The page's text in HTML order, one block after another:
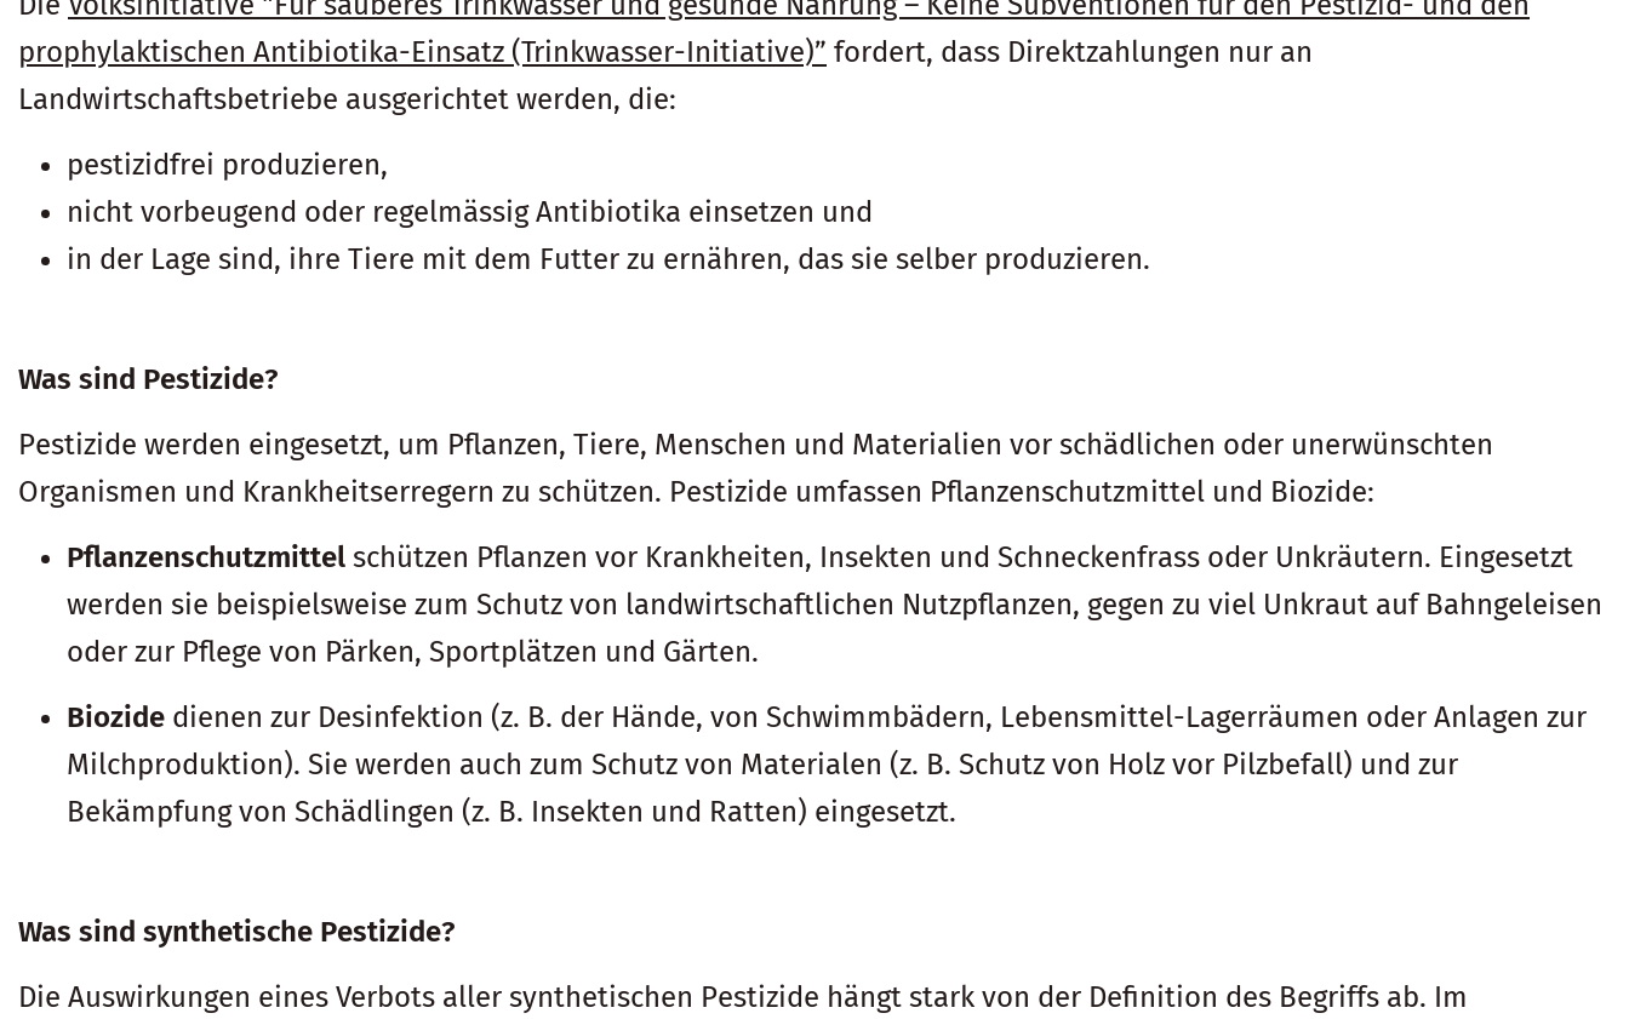
prophylaktischen Antibiotika-Einsatz (Trinkwasser-Initiative)” fordert, dass Direktzahlungen nur an
Landwirtschaftsbetriebe ausgerichtet werden, die:
pestizidfrei produzieren,
nicht vorbeugend oder regelmässig Antibiotika einsetzen und
in der Lage sind, ihre Tiere mit dem Futter zu ernähren, das sie selber produzieren.
Was sind Pestizide?
Pestizide werden eingesetzt, um Pflanzen, Tiere, Menschen und Materialien vor schädlichen oder unerwünschten
Organismen und Krankheitserregern zu schützen. Pestizide umfassen Pflanzenschutzmittel und Biozide:
Pflanzenschutzmittel schützen Pflanzen vor Krankheiten, Insekten und Schneckenfrass oder Unkräutern. Eingesetzt
werden sie beispielsweise zum Schutz von landwirtschaftlichen Nutzpflanzen, gegen zu viel Unkraut auf Bahngeleisen
oder zur Pflege von Pärken, Sportplätzen und Gärten.
Biozide dienen zur Desinfektion (z. B. der Hände, von Schwimmbädern, Lebensmittel-Lagerräumen oder Anlagen zur
Milchproduktion). Sie werden auch zum Schutz von Materialen (z. B. Schutz von Holz vor Pilzbefall) und zur
Bekämpfung von Schädlingen (z. B. Insekten und Ratten) eingesetzt.
Was sind synthetische Pestizide?
Die Auswirkungen eines Verbots aller synthetischen Pestizide hängt stark von der Definition des Begriffs ab. Im